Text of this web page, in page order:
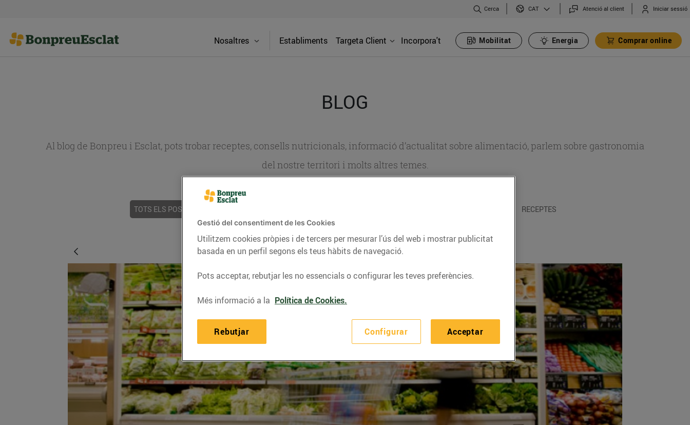
Cerca CAT Atenció al client Iniciar sessió
Nosaltres Establiments Targeta Client Incorpora't Mobilitat Energia Comprar online
BLOG
Al blog de Bonpreu i Esclat, pots trobar receptes, consells nutricionals, informació d’actualitat sobre alimentació, parlem sobre gastronomia
del nostre territori i molts altres temes.
TOTS ELS POSTS RECEPTES
Gestió del consentiment de les Cookies
Utilitzem cookies pròpies i de tercers per mesurar l’ús del web i mostrar publicitat
basada en un perfil segons els teus hàbits de navegació.
Pots acceptar, rebutjar les no essencials o configurar les teves preferències.
Més informació a la Política de Cookies.
Configurar
Rebutjar Acceptar